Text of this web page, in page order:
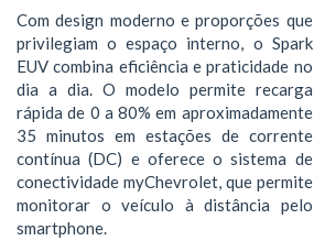
Com design moderno e proporções que
privilegiam o espaço interno, o Spark
EUV combina eficiência e praticidade no
dia a dia. O modelo permite recarga
rápida de 0 a 80% em aproximadamente
35 minutos em estações de corrente
contínua (DC) e oferece o sistema de
conectividade myChevrolet, que permite
monitorar o veículo à distância pelo
smartphone.